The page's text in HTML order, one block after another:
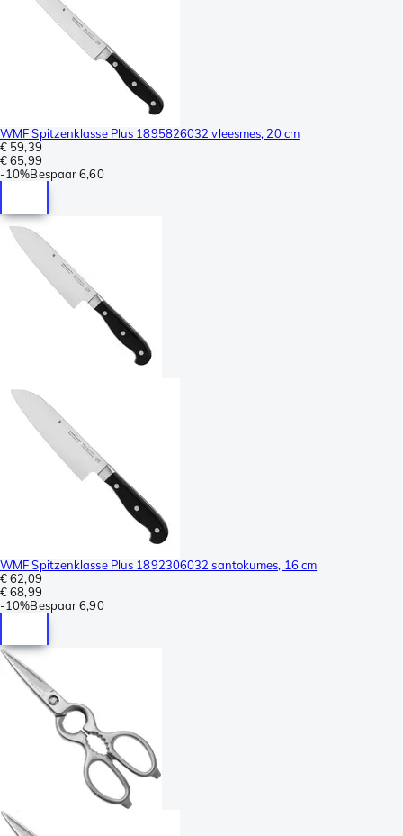
WMF Spitzenklasse Plus 1895826032 vleesmes, 20 cm
€ 59,39
€ 65,99
-10%Bespaar 6,60
WMF Spitzenklasse Plus 1892306032 santokumes, 16 cm
€ 62,09
€ 68,99
-10%Bespaar 6,90